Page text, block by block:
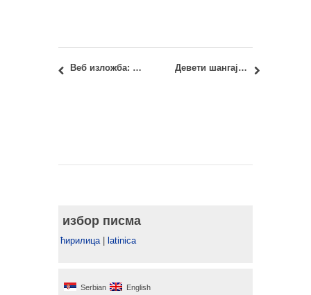
Веб изложба: ОАСА-23060 – Студио 01А – Породично становање 2016/17 Девети шангајски сајам образовања
избор писма
ћирилица | latinica
Serbian English